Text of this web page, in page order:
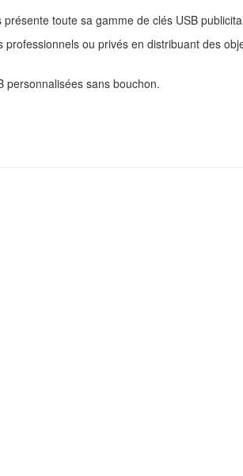
toute sa gamme de clés USB
ou privés en distribuant des
sans bouchon.